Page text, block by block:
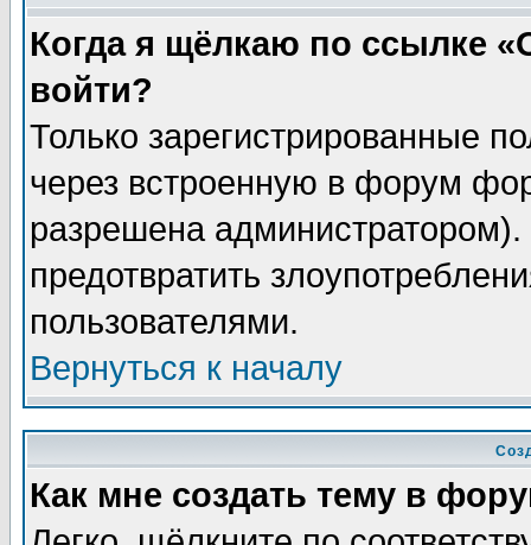
Когда я щёлкаю по ссылке
войти?
Только зарегистрированные
через встроенную в форум
разрешена
предотвратить
пользователями.
Вернуться к началу
Как мне создать тему в